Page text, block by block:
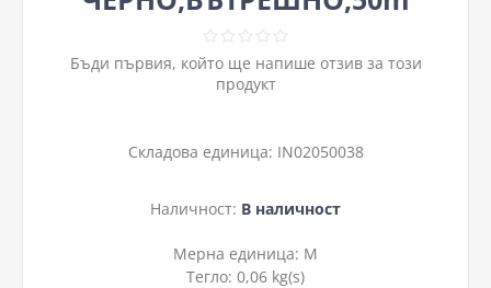
Бъди първия, който ще напише отзив за този
продукт
Складова единица: IN02050038
Наличност: В наличност
Мерна единица: М
Тегло: 0,06 kg(s)